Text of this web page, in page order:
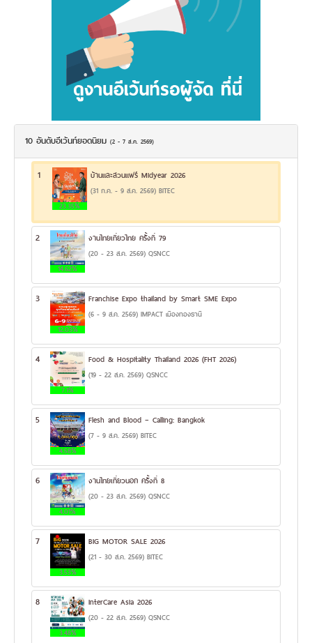
10 อันดับอีเว้นท์ยอดนิยม (2 - 7 ส.ค. 2569)
1
23.35%
บ้านและสวนแฟร์ Midyear 2026
(31 ก.ค. - 9 ส.ค. 2569) BITEC
2
14.62%
งานไทยเที่ยวไทย ครั้งที่ 79
(20 - 23 ส.ค. 2569) QSNCC
3
12.03%
Franchise Expo thailand by Smart SME Expo
(6 - 9 ส.ค. 2569) IMPACT เมืองทองธานี
4
7.1%
Food & Hospitality Thailand 2026 (FHT 2026)
(19 - 22 ส.ค. 2569) QSNCC
5
4.58%
Flesh and Blood – Calling: Bangkok
(7 - 9 ส.ค. 2569) BITEC
6
4.01%
งานไทยเที่ยวนอก ครั้งที่ 8
(20 - 23 ส.ค. 2569) QSNCC
7
3.53%
BIG MOTOR SALE 2026
(21 - 30 ส.ค. 2569) BITEC
8
3.48%
InterCare Asia 2026
(20 - 22 ส.ค. 2569) QSNCC